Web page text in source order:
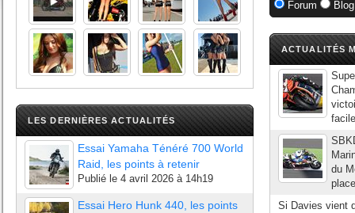
LES DERNIÈRES ACTUALITÉS
Essai Yamaha Ténéré 700 World
Raid, les points à retenir
Publié le 4 avril 2026 à 14h19
Essai Hero Hunk 440, les points
Forum
ACTUALITÉS
du
Si Davies vient